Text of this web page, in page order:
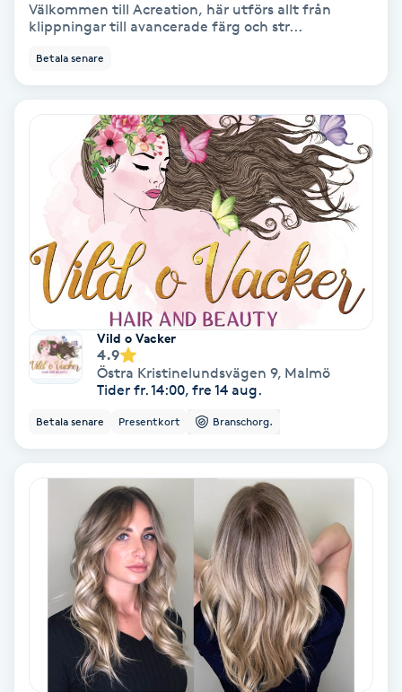
Headspa
Healing
Herrklippning
Hollywood Peel
Hot Stone Massage
Hudföryngring
Hyaluronsyra
Hyperhidros
Hypnos
Hårborttagning
Välkommen till Acreation, här utförs allt från
klippningar till avancerade färg och str...
Betala senare
Vild o Vacker
4.9
Östra Kristinelundsvägen 9, Malmö
Tider fr. 14:00, fre 14 aug.
Betala senare Presentkort Branschorg.